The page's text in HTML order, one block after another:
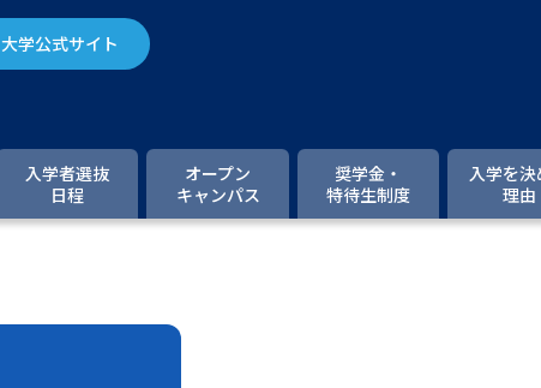
大学研究
大学公式サイト
入学者選抜
日程
オープン
キャンパス
奨学金・
特待生制度
入学を決
理由